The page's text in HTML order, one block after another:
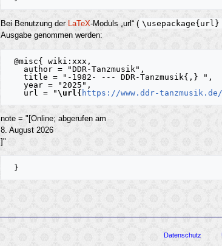
Bei Benutzung der LaTeX-Moduls „url“ ( \usepackage{url}
Ausgabe genommen werden:
   url = "
\url{ https://www.ddr-
note = "[Online; abgerufen am
8. August 2026
]"
Datenschutz